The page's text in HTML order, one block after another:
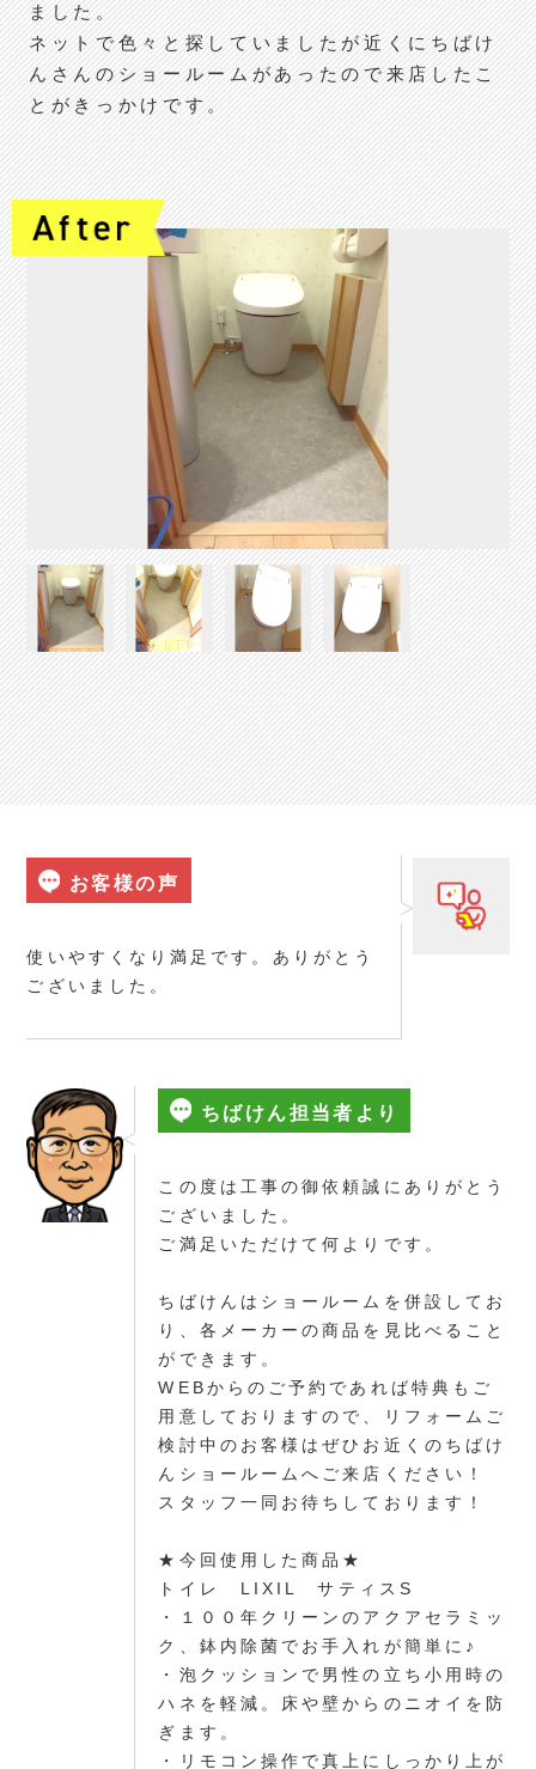
ました。
ネットで色々と探していましたが近くにちばけ
んさんのショールームがあったので来店したこ
とがきっかけです。
お客様の声
使いやすくなり満足です。ありがとう
ございました。
ちばけん担当者より
この度は工事の御依頼誠にありがとう
ございました。
ご満足いただけて何よりです。
ちばけんはショールームを併設してお
り、各メーカーの商品を見比べること
ができます。
WEBからのご予約であれば特典もご
用意しておりますので、リフォームご
検討中のお客様はぜひお近くのちばけ
んショールームへご来店ください！
スタッフ一同お待ちしております！
★今回使用した商品★
トイレ LIXIL サティスS
・１００年クリーンのアクアセラミッ
ク、鉢内除菌でお手入れが簡単に♪
・泡クッションで男性の立ち小用時の
ハネを軽減。床や壁からのニオイを防
ぎます。
・リモコン操作で真上にしっかり上が